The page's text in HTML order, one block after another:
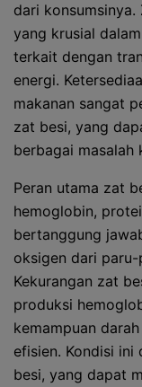
dari konsumsinya.
yang krusial
terkait dengan
energi.
makanan sangat
zat besi, yang
berbagai masalah
Peran utama zat
hemoglobin,
bertanggung
oksigen dari
Kekurangan zat
produksi
kemampuan
efisien. Kondisi ini
besi, yang dapat